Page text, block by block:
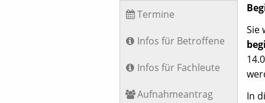
Sie
In
Termine
Infos für Betroffene
Infos für Fachleute
Aufnahmeantrag